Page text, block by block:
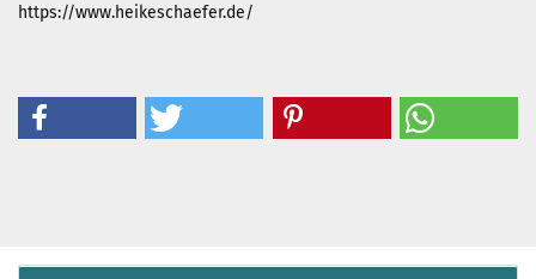
https://www.heikeschaefer.de/